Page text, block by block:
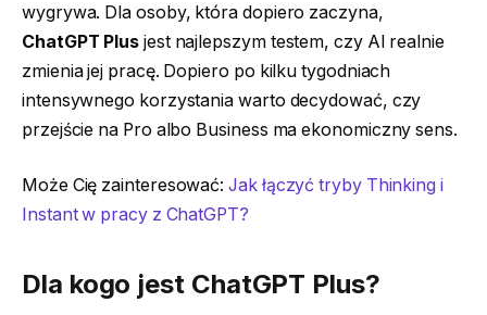
wygrywa. Dla osoby, która dopiero zaczyna,
ChatGPT Plus jest najlepszym testem, czy AI realnie
zmienia jej pracę. Dopiero po kilku tygodniach
intensywnego korzystania warto decydować, czy
przejście na Pro albo Business ma ekonomiczny sens.
Może Cię zainteresować: Jak łączyć tryby Thinking i
Instant w pracy z ChatGPT?
Dla kogo jest ChatGPT Plus?